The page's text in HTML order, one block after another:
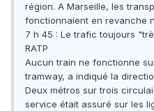
région. A Marseille, les
fonctionnaient en revanche
7 h 45 : Le trafic toujours
RATP
Aucun train ne fonctionne
tramway, a indiqué la
Deux métros sur trois
service était assuré sur les